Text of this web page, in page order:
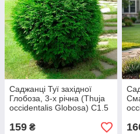
Саджанці Туї західної
Глобоза, 3-х річна (Thuja
occidentalis Globosa) С1.5
159 ₴